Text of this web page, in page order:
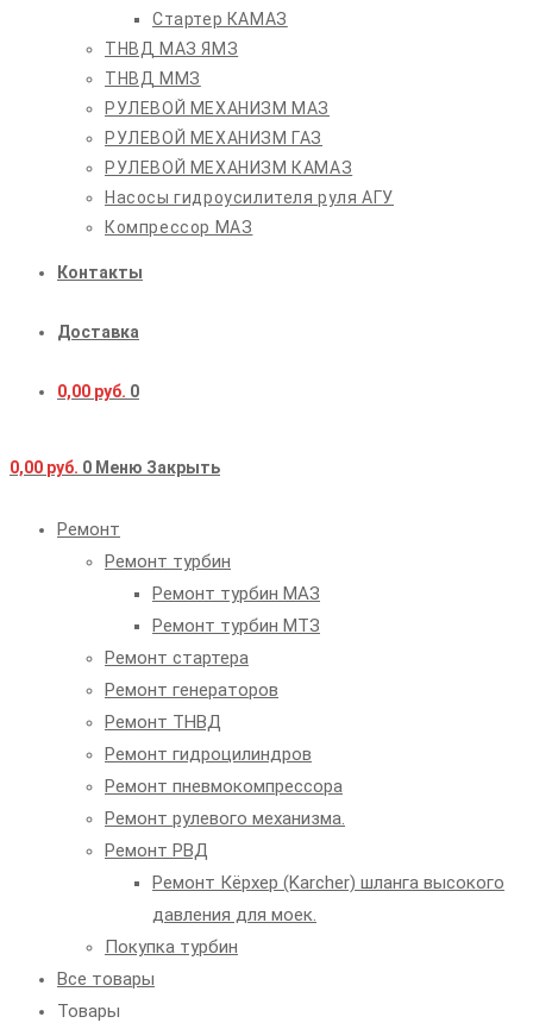
Стартер КАМАЗ
ТНВД МАЗ ЯМЗ
ТНВД ММЗ
РУЛЕВОЙ МЕХАНИЗМ МАЗ
РУЛЕВОЙ МЕХАНИЗМ ГАЗ
РУЛЕВОЙ МЕХАНИЗМ КАМАЗ
Насосы гидроусилителя руля АГУ
Компрессор МАЗ
Контакты
Доставка
0,00 руб. 0
0,00 руб. 0 Меню Закрыть
Ремонт
Ремонт турбин
Ремонт турбин МАЗ
Ремонт турбин МТЗ
Ремонт стартера
Ремонт генераторов
Ремонт ТНВД
Ремонт гидроцилиндров
Ремонт пневмокомпрессора
Ремонт рулевого механизма.
Ремонт РВД
Ремонт Кёрхер (Karcher) шланга высокого
давления для моек.
Покупка турбин
Все товары
Товары